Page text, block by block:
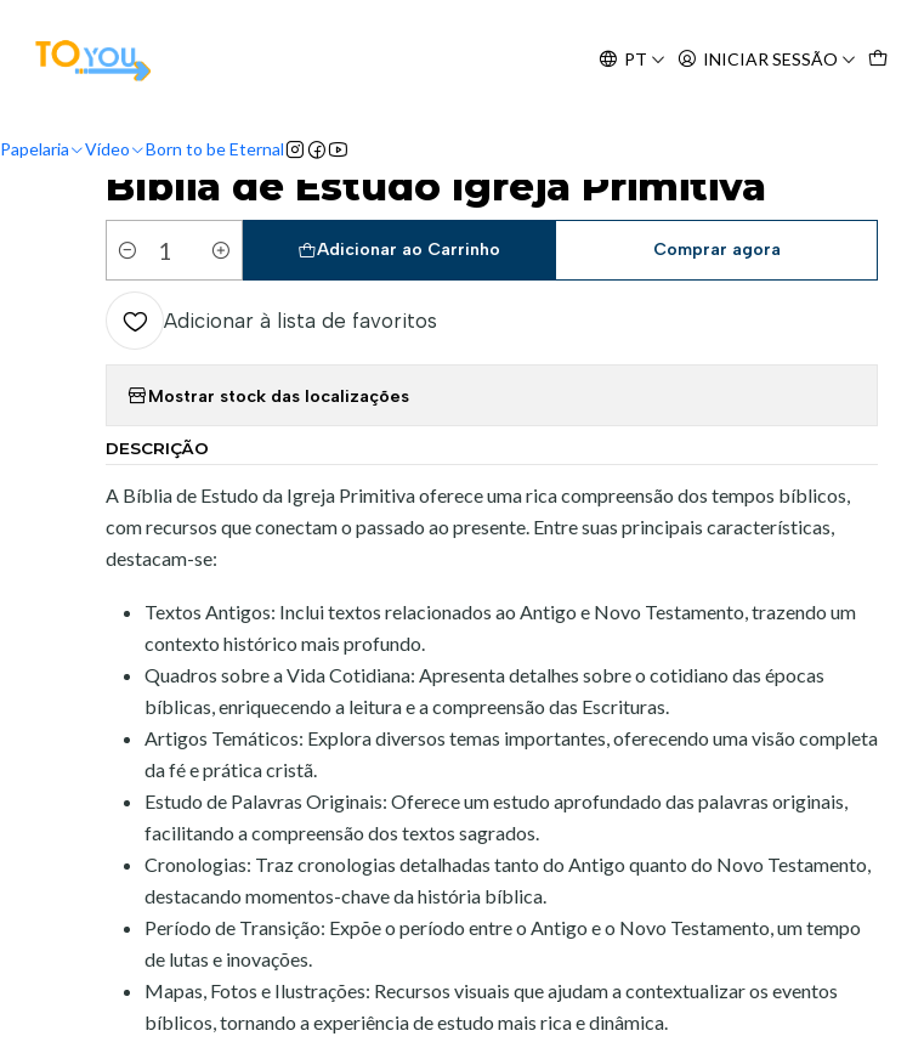
PT INICIAR SESSÃO
Papelaria Vídeo Born to be Eternal
Bíblia de Estudo Igreja Primitiva
|
Bíblia de Estudo Igreja Primitiva
Quantidade
Adicionar ao Carrinho Comprar agora
Adicionar à lista de favoritos
Mostrar stock das localizações
DESCRIÇÃO
A Bíblia de Estudo da Igreja Primitiva oferece uma rica compreensão dos tempos bíblicos,
com recursos que conectam o passado ao presente. Entre suas principais características,
destacam-se:
Textos Antigos: Inclui textos relacionados ao Antigo e Novo Testamento, trazendo um
contexto histórico mais profundo.
Quadros sobre a Vida Cotidiana: Apresenta detalhes sobre o cotidiano das épocas
bíblicas, enriquecendo a leitura e a compreensão das Escrituras.
Artigos Temáticos: Explora diversos temas importantes, oferecendo uma visão completa
da fé e prática cristã.
Estudo de Palavras Originais: Oferece um estudo aprofundado das palavras originais,
facilitando a compreensão dos textos sagrados.
Cronologias: Traz cronologias detalhadas tanto do Antigo quanto do Novo Testamento,
destacando momentos-chave da história bíblica.
Período de Transição: Expõe o período entre o Antigo e o Novo Testamento, um tempo
de lutas e inovações.
Mapas, Fotos e Ilustrações: Recursos visuais que ajudam a contextualizar os eventos
bíblicos, tornando a experiência de estudo mais rica e dinâmica.